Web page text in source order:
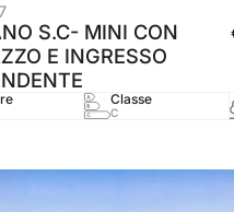
mq
106 mq
S.C- MINI CON
E INGRESSO
Classe
C